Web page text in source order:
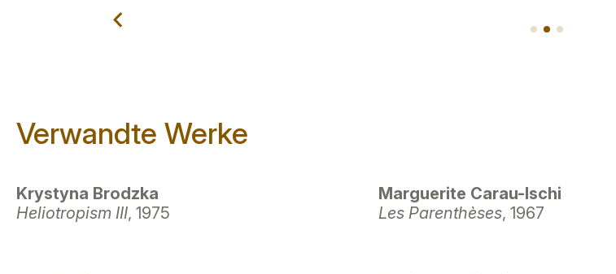
Verwandte Werke
Krystyna Brodzka
Heliotropism III, 1975
Marguerite Carau-Ischi
Les Parenthèses, 1967